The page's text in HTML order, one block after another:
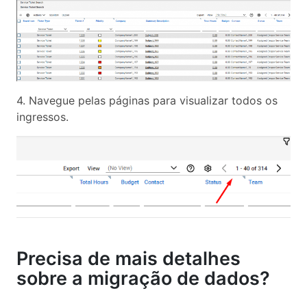
4. Navegue pelas páginas para visualizar todos os
ingressos.
Precisa de mais detalhes
sobre a migração de dados?